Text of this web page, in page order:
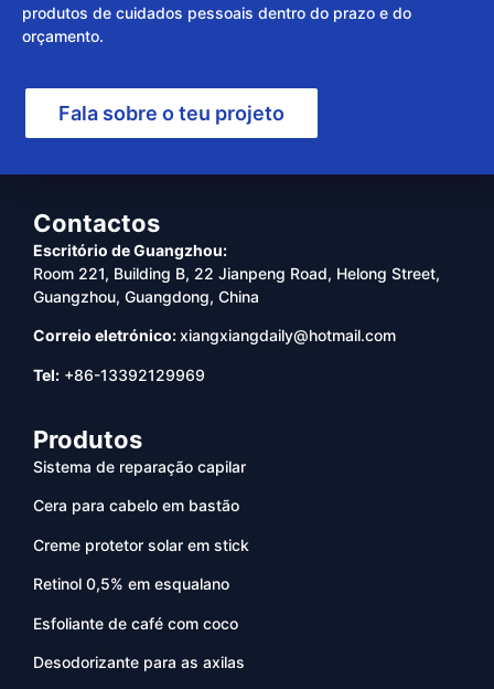
produtos de cuidados pessoais dentro do prazo e do
orçamento.
Fala sobre o teu projeto
Contactos
Escritório de Guangzhou:
Room 221, Building B, 22 Jianpeng Road, Helong Street,
Guangzhou, Guangdong, China
Correio eletrónico:xiangxiangdaily@hotmail.com
Tel: +86-13392129969
Produtos
Sistema de reparação capilar
Cera para cabelo em bastão
Creme protetor solar em stick
Retinol 0,5% em esqualano
Esfoliante de café com coco
Desodorizante para as axilas